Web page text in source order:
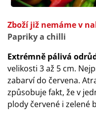
Zboží již nemáme v
Papriky a chilli
Extrémně pálivá
velikosti 3 až 5 cm.
zabarví do červena.
způsobuje fakt, že v
plody červené i zelené